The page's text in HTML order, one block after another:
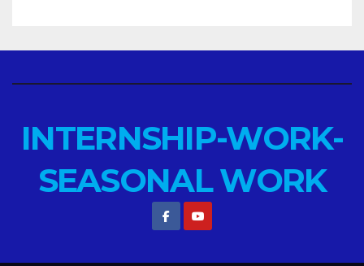
INTERNSHIP-WORK-
SEASONAL WORK